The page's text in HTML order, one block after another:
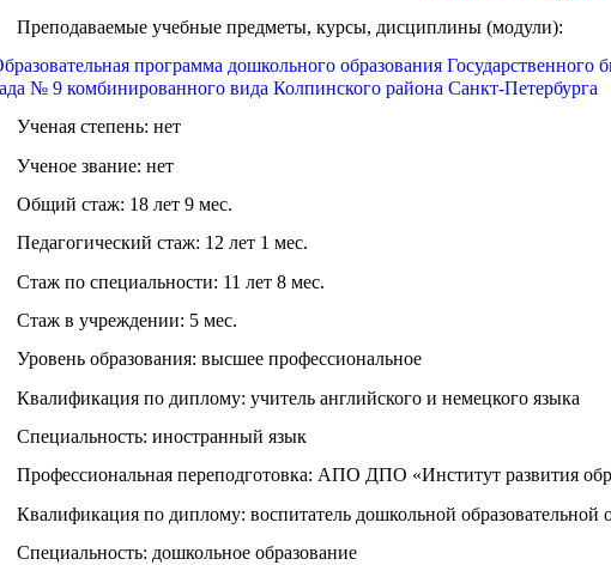
Преподаваемые учебные предметы, курсы, дисциплины (модули):
программа дошкольного образования
№ 9 комбинированного вида Колпинского района Санкт-Петербурга
Ученая степень: нет
Ученое звание: нет
Общий стаж: 18 лет 9 мес.
Педагогический стаж: 12 лет 1 мес.
Стаж по специальности: 11 лет 8 мес.
Стаж в учреждении: 5 мес.
Уровень образования: высшее профессиональное
Квалификация по диплому: учитель английского и немецкого языка
Специальность: иностранный язык
Профессиональная переподготовка: АПО ДПО «Институт развития
Квалификация по диплому: воспитатель дошкольной образовательной
Специальность: дошкольное образование